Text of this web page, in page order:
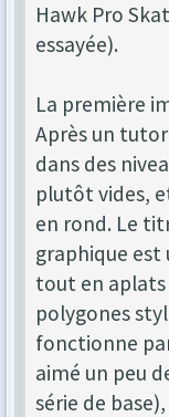
Hawk Pro
essayée).
La première
Après un
dans des
plutôt vides,
en rond. Le
graphique
tout en aplats
polygones
fonctionne
aimé un peu
série de